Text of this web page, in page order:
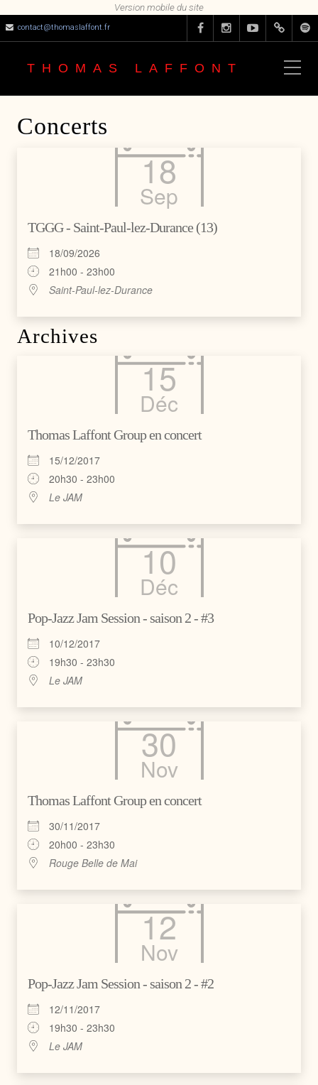
contact@thomaslaffont.fr
THOMAS LAFFONT
Concerts
18
Sep
TGGG - Saint-Paul-lez-Durance (13)
18/09/2026
21h00 - 23h00
Saint-Paul-lez-Durance
Archives
15
Déc
Thomas Laffont Group en concert
15/12/2017
20h30 - 23h00
Le JAM
10
Déc
Pop-Jazz Jam Session - saison 2 - #3
10/12/2017
19h30 - 23h30
Le JAM
30
Nov
Thomas Laffont Group en concert
30/11/2017
20h00 - 23h30
Rouge Belle de Mai
12
Nov
Pop-Jazz Jam Session - saison 2 - #2
12/11/2017
19h30 - 23h30
Le JAM